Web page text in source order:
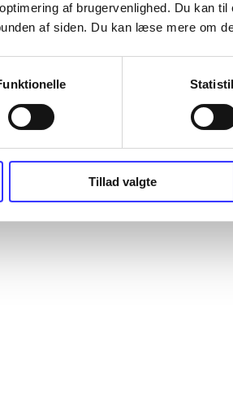
af brugervenlighed. Du kan
af siden. Du kan læse mere om
Tillad valgte